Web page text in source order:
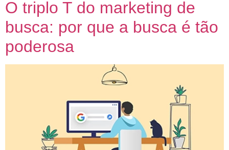
O triplo T do marketing de
busca: por que a busca é tão
poderosa